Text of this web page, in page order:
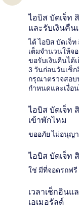
ไอบิส บัดเจ็ท
และรับเงินคืน
ได้ ไอบิส บัดเจ็
เต็มจำนวนให้จ
ขอรับเงินคืนได้
3 วันก่อนวันเช็
กรุณาตรวจสอบ
กำหนดและเงื่อ
ไอบิส บัดเจ็ท
เข้าพักไหม
ขออภัย ไม่อนุญ
ไอบิส บัดเจ็ท
ใช่ มีที่จอดรถฟ
เวลาเช็กอินแ
เอเมอรัลด์